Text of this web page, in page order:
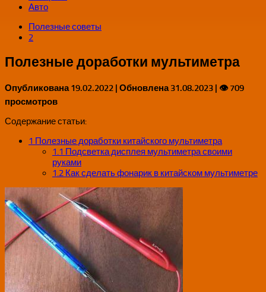
Авто
Полезные советы
2
Полезные доработки мультиметра
Опубликована19.02.2022 | Обновлена31.08.2023 | 👁 709
просмотров
Содержание статьи:
1 Полезные доработки китайского мультиметра
1.1 Подсветка дисплея мультиметра своими
руками
1.2 Как сделать фонарик в китайском мультиметре